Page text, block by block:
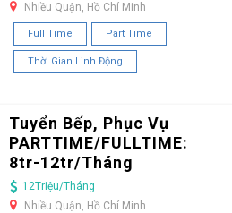
Nhiều Quận, Hồ Chí Minh
Full Time Part Time
Thời Gian Linh Động
Tuyển Bếp, Phục Vụ
PARTTIME/FULLTIME:
8tr-12tr/Tháng
12Triệu/Tháng
Nhiều Quận, Hồ Chí Minh